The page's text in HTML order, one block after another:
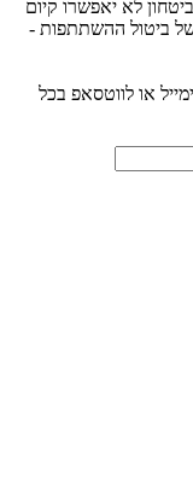
לא יאפשרו קיום
של ביטול ההשתתפות -
או לווטסאפ בכל